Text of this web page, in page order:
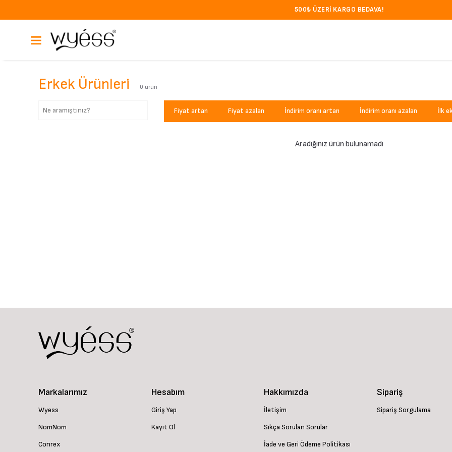
500₺ ÜZERI KARGO BEDAVA!
Erkek Ürünleri 0 ürün
Fiyat artan Fiyat azalan İndirim oranı artan İndirim oranı azalan İlk
Aradığınız ürün bulunamadı
Markalarımız
Wyess
NomNom
Conrex
Hesabım
Giriş Yap
Kayıt Ol
Hakkımızda
İletişim
Sıkça Sorulan Sorular
İade ve Geri Ödeme Politikası
Sipariş
Sipariş Sorgulama